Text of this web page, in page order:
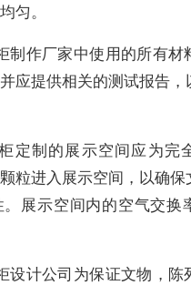
匀。
制作厂家中使用的所有材
应提供相关的测试报告，
定制的展示空间应为完
粒进入展示空间，以确保
展示空间内的空气交换
设计公司为保证文物，陈